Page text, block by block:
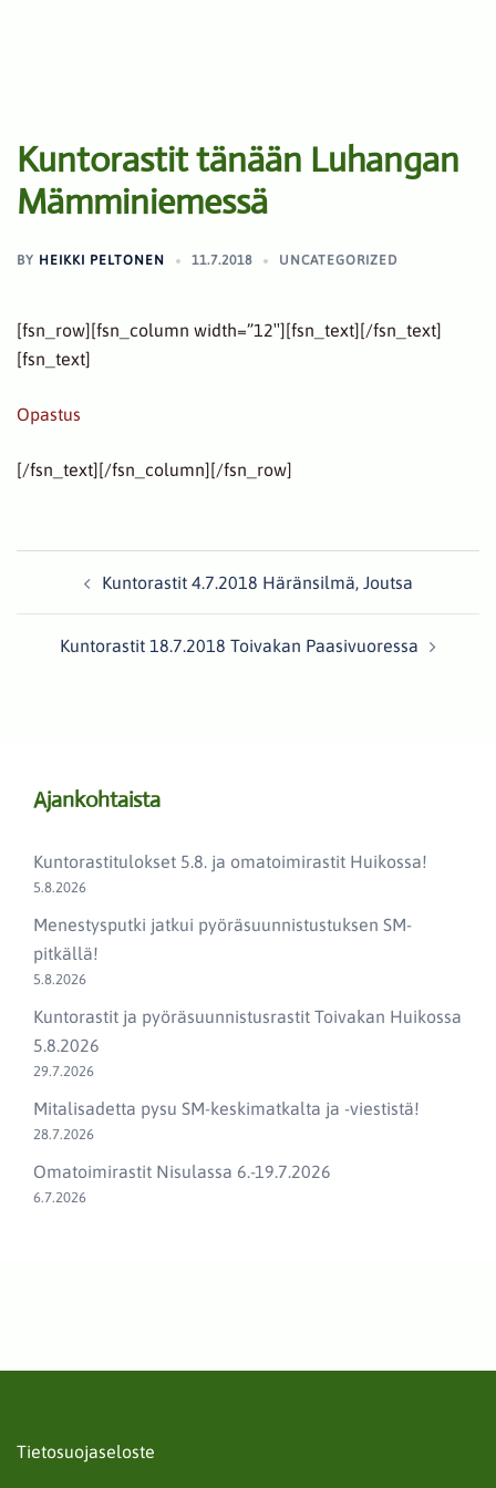
Kuntorastit tänään Luhangan
Mämminiemessä
BY HEIKKI PELTONEN 11.7.2018 UNCATEGORIZED
[fsn_row][fsn_column width=”12″][fsn_text][/fsn_text]
[fsn_text]
Opastus
[/fsn_text][/fsn_column][/fsn_row]
navigationKuntorastit 4.7.2018 Häränsilmä, Joutsa
Kuntorastit 18.7.2018 Toivakan Paasivuoressa
Ajankohtaista
Kuntorastitulokset 5.8. ja omatoimirastit Huikossa!
5.8.2026
Menestysputki jatkui pyöräsuunnistustuksen SM-
pitkällä!
5.8.2026
Kuntorastit ja pyöräsuunnistusrastit Toivakan Huikossa
5.8.2026
29.7.2026
Mitalisadetta pysu SM-keskimatkalta ja -viestistä!
28.7.2026
Omatoimirastit Nisulassa 6.-19.7.2026
6.7.2026
Tietosuojaseloste